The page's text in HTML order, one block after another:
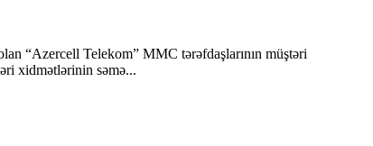
“Azercell Telekom” MMC tərəfdaşlarının müştəri
xidmətlərinin səmə...